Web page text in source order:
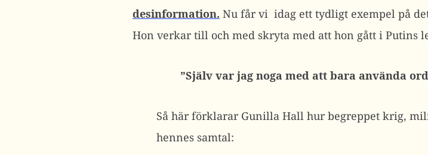
desinformation. Nu får vi idag ett tydligt exempel på
Hon verkar till och med skryta med att hon gått i Putins
”Själv var jag noga med att bara använda
Så här förklarar Gunilla Hall hur begreppet krig,
hennes samtal: